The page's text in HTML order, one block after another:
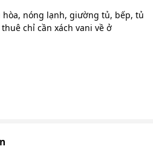
nóng lạnh, giường tủ, bếp, tủ
chỉ cần xách vani về ở